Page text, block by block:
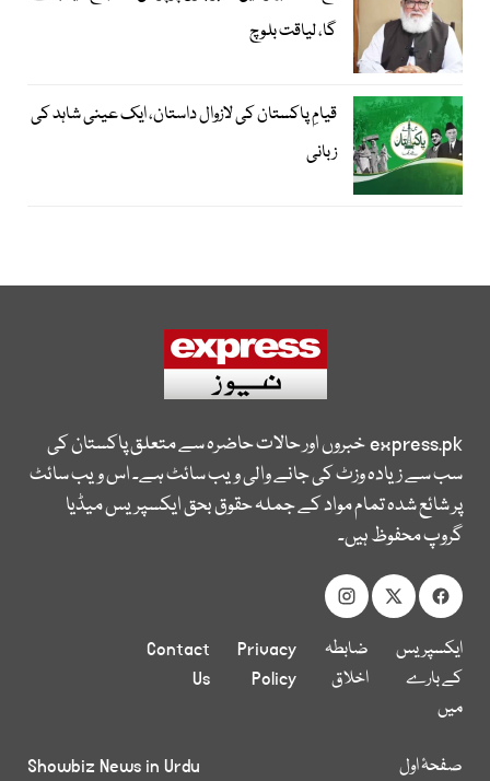
گا، لیاقت بلوچ
قیامِ پاکستان کی لازوال داستان، ایک عینی شاہد کی
زبانی
express.pkخبروں اور حالات حاضرہ سے متعلق پاکستان کی
سب سے زیادہ وزٹ کی جانے والی ویب سائٹ ہے۔ اس ویب سائٹ
پر شائع شدہ تمام مواد کے جملہ حقوق بحق ایکسپریس میڈیا
گروپ محفوظ ہیں۔
ایکسپریس
کے بارے
میں
ضابطہ
اخلاق
Privacy
Policy
Contact
Us
صفحۂ اول
Showbiz News in Urdu